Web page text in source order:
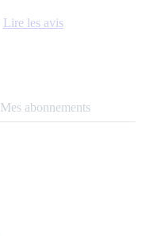
Lire les avis
Mes abonnements